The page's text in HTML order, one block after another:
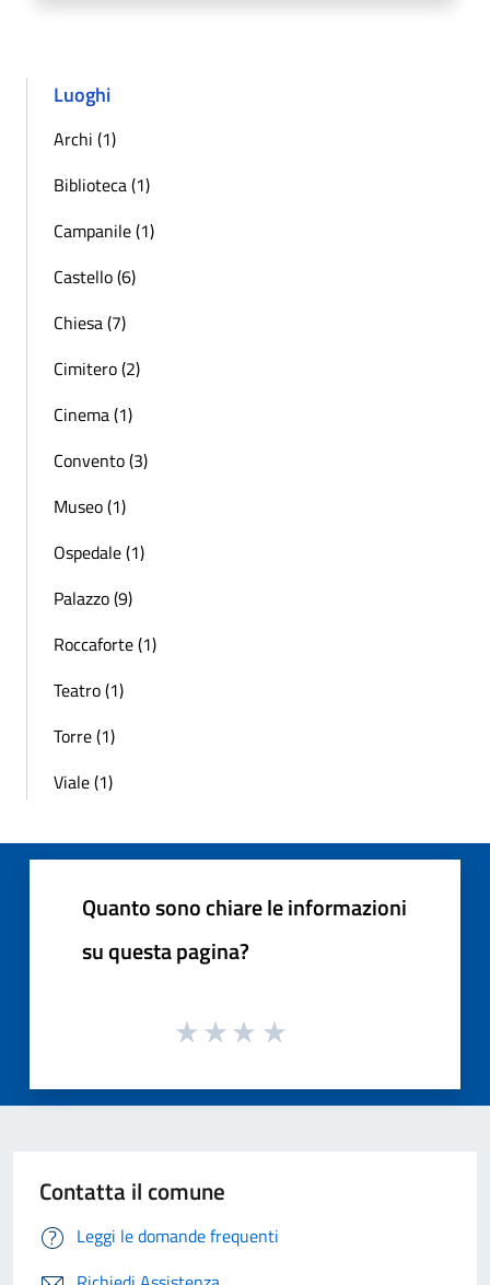
Luoghi
Archi (1)
Biblioteca (1)
Campanile (1)
Castello (6)
Chiesa (7)
Cimitero (2)
Cinema (1)
Convento (3)
Museo (1)
Ospedale (1)
Palazzo (9)
Roccaforte (1)
Teatro (1)
Torre (1)
Viale (1)
Quanto sono chiare le informazioni
su questa pagina?
Contatta il comune
Leggi le domande frequenti